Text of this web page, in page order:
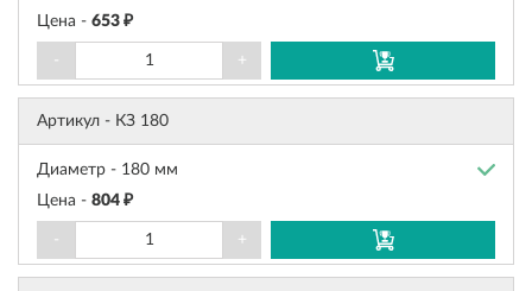
Цена - 653 ₽
- +
Артикул - КЗ 180
Диаметр - 180 мм
Цена - 804 ₽
- +